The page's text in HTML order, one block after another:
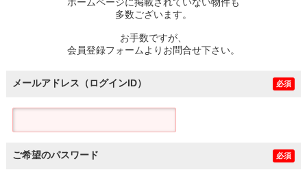
多数ございます。
お手数ですが、
会員登録フォームよりお問合せ下さい。
メールアドレス（ログインID） 必須
ご希望のパスワード 必須